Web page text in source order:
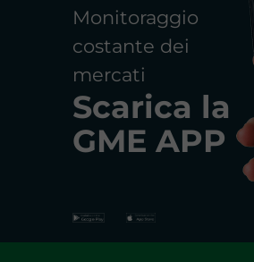
Monitoraggio
costante dei
mercati
Scarica la
GME APP